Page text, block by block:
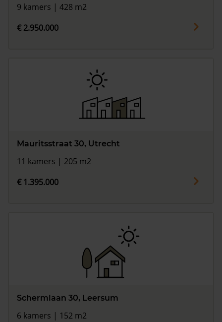
9 kamers | 428 m2
€ 2.950.000
Mauritsstraat 30, Utrecht
11 kamers | 205 m2
€ 1.395.000
Schermlaan 30, Leersum
6 kamers | 152 m2